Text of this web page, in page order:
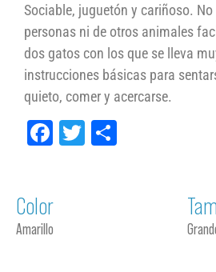
Sociable, juguetón y cariñoso.
personas ni de otros animales
dos gatos con los que se lleva
instrucciones básicas para
quieto, comer y acercarse.
Facebook
Twitter
Color
Amarillo